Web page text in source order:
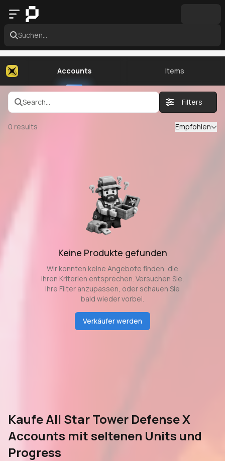
Suchen...
Accounts Items
Search... Filters
0 results Empfohlen
Keine Produkte gefunden
Wir konnten keine Angebote finden, die
Ihren Kriterien entsprechen. Versuchen Sie,
Ihre Filter anzupassen, oder schauen Sie
bald wieder vorbei.
Verkäufer werden
Kaufe All Star Tower Defense X
Accounts mit seltenen Units und
Progress